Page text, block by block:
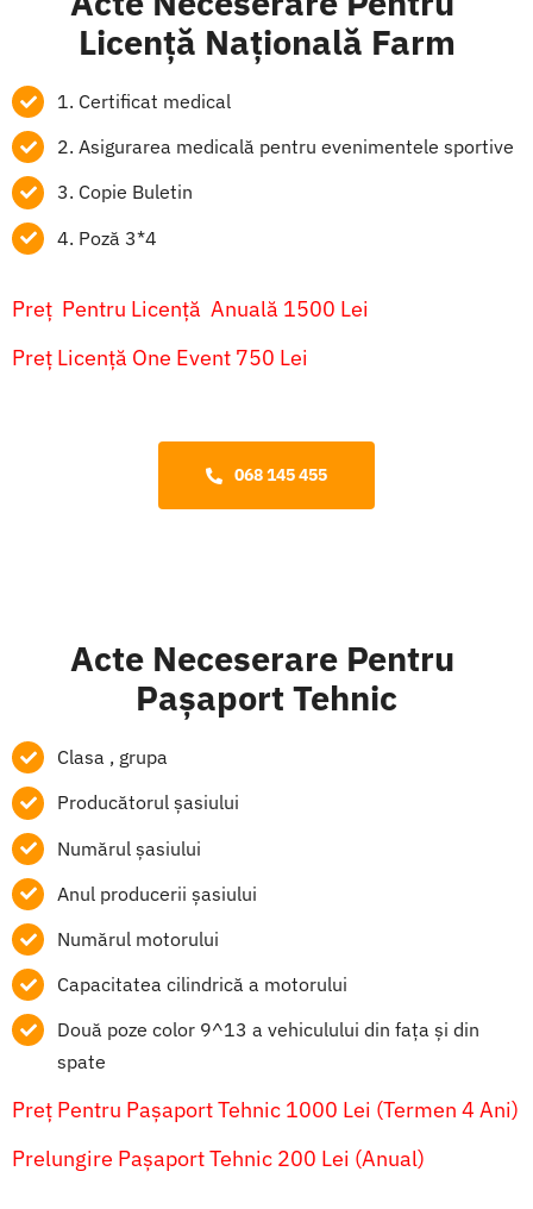
Licență Națională Farm
1. Certificat medical
2. Asigurarea medicală pentru evenimentele sportive
3. Copie Buletin
4. Poză 3*4
Preț Pentru Licență Anuală 1500 Lei
Preț Licență One Event 750 Lei
068 145 455
Acte Neceserare Pentru
Pașaport Tehnic
Clasa , grupa
Producătorul șasiului
Numărul șasiului
Anul producerii șasiului
Numărul motorului
Capacitatea cilindrică a motorului
Două poze color 9^13 a vehiculului din fața și din
spate
Preț Pentru Pașaport Tehnic 1000 Lei (termen 4 Ani)
Prelungire Pașaport Tehnic 200 Lei (anual)